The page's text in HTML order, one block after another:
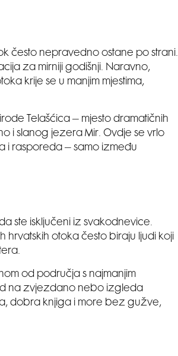
često nepravedno ostane po strani.
za mirniji godišnji. Naravno,
krije se u manjim mjestima,
Telašćica – mjesto dramatičnih
i slanog jezera Mir. Ovdje se vrlo
i rasporeda – samo između
ste isključeni iz svakodnevice.
hrvatskih otoka često biraju ljudi koji
od područja s najmanjim
na zvjezdano nebo izgleda
dobra knjiga i more bez gužve,